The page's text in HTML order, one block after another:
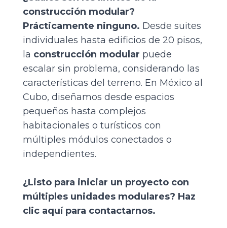
construcción modular?
Prácticamente ninguno. Desde suites
individuales hasta edificios de 20 pisos,
la construcción modular puede
escalar sin problema, considerando las
características del terreno. En México al
Cubo, diseñamos desde espacios
pequeños hasta complejos
habitacionales o turísticos con
múltiples módulos conectados o
independientes.
¿Listo para iniciar un proyecto con
múltiples unidades modulares? Haz
clic aquí para contactarnos.